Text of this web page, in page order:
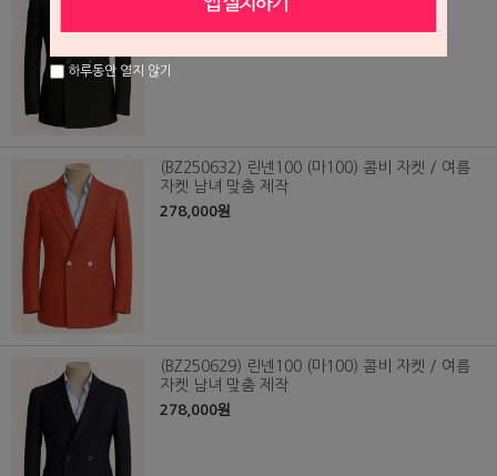
278,000원
(BZ250632) 린넨100 (마100) 콤비 자켓 / 여름
자켓 남녀 맞춤 제작
278,000원
(BZ250629) 린넨100 (마100) 콤비 자켓 / 여름
자켓 남녀 맞춤 제작
278,000원
하루동안 열지 않기